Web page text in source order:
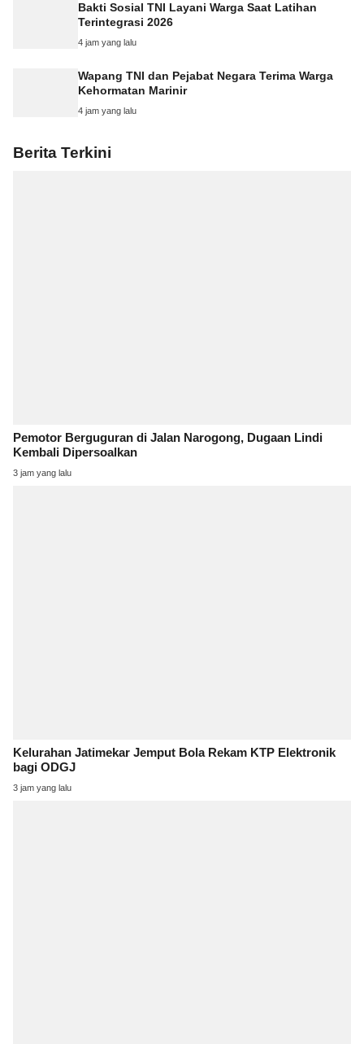
Bakti Sosial TNI Layani Warga Saat Latihan
Terintegrasi 2026
4 jam yang lalu
Wapang TNI dan Pejabat Negara Terima Warga
Kehormatan Marinir
4 jam yang lalu
Berita Terkini
Pemotor Berguguran di Jalan Narogong, Dugaan Lindi
Kembali Dipersoalkan
3 jam yang lalu
Kelurahan Jatimekar Jemput Bola Rekam KTP Elektronik
bagi ODGJ
3 jam yang lalu